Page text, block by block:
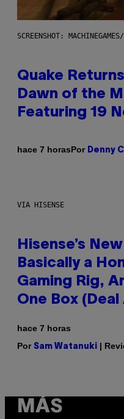
SCREENSHOT:
Quake
Dawn of the
Featuring 19
hace 7 horasPor Denny
VIA HISENSE
Hisense’s
Basically a
Gaming Rig,
One Box
hace 7 horas
Por Sam Watanuki |
MÁS